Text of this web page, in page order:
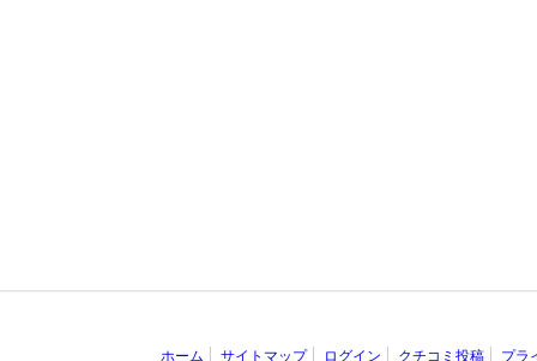
ホーム サイトマップ ログイン クチコミ投稿 プラ